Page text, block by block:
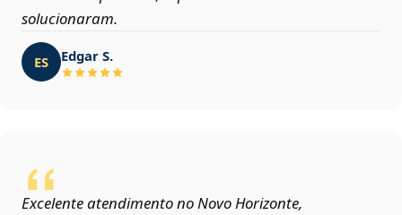
solucionaram.
ES Edgar S.
Excelente atendimento no Novo Horizonte,